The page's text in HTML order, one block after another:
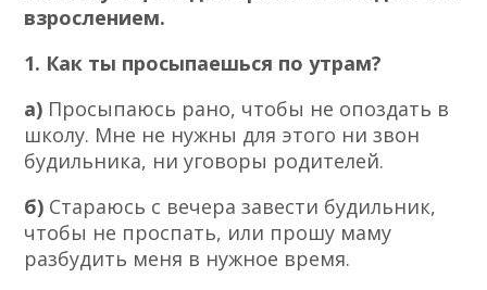
взрослением.
1. Как ты просыпаешься по утрам?
а) Просыпаюсь рано, чтобы не опоздать в
школу. Мне не нужны для этого ни звон
будильника, ни уговоры родителей.
б) Стараюсь с вечера завести будильник,
чтобы не проспать, или прошу маму
разбудить меня в нужное время.